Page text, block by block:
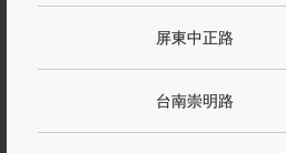
屏東中正路
台南崇明路